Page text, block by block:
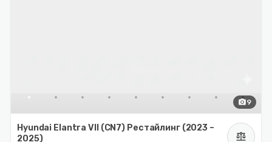
photo_camera9
Hyundai Elantra VII (CN7) Рестайлинг (2023 –
2025)
balance